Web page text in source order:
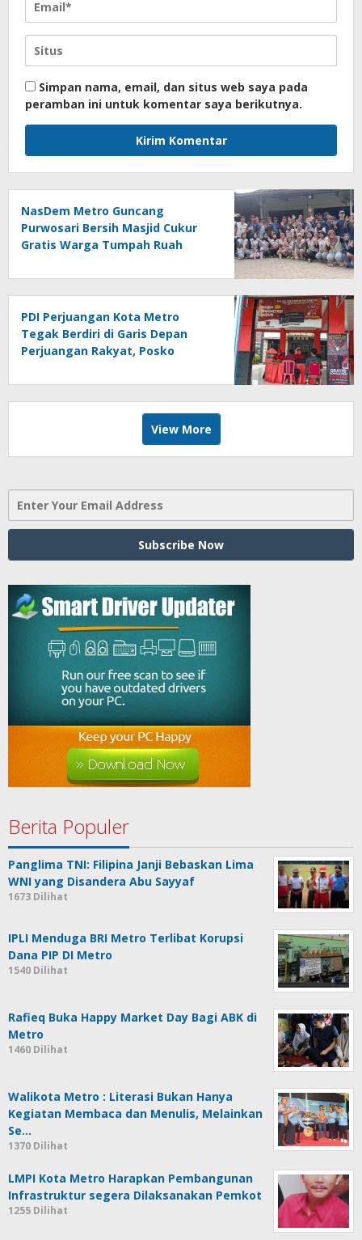
Simpan nama, email, dan situs web saya pada
peramban ini untuk komentar saya berikutnya.
NasDem Metro Guncang
Purwosari Bersih Masjid Cukur
Gratis Warga Tumpah Ruah
PDI Perjuangan Kota Metro
Tegak Berdiri di Garis Depan
Perjuangan Rakyat, Posko
Jumat, BBHAR Siap Dibentuk
View More
Berita Populer
Panglima TNI: Filipina Janji Bebaskan Lima
WNI yang Disandera Abu Sayyaf
1673 Dilihat
IPLI Menduga BRI Metro Terlibat Korupsi
Dana PIP DI Metro
1540 Dilihat
Rafieq Buka Happy Market Day Bagi ABK di
Metro
1460 Dilihat
Walikota Metro : Literasi Bukan Hanya
Kegiatan Membaca dan Menulis, Melainkan
Se…
1370 Dilihat
LMPI Kota Metro Harapkan Pembangunan
Infrastruktur segera Dilaksanakan Pemkot
1255 Dilihat